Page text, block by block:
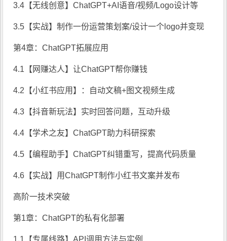
3.4【无线创意】ChatGPT+AI语音/视频/Logo设计等
3.5【实战】制作一份运营策划案/设计一个logo并变现
第4章：ChatGPT拓展应用
4.1【网赚达人】让ChatGPT帮你赚钱
4.2【小红书应用】：自动文稿+图文视频生成
4.3【抖音新玩法】实时回答问题，互动升级
4.4【学术之友】ChatGPT助力科研探索
4.5【编程助手】ChatGPT纠错重写，提高代码质量
4.6【实战】用ChatGPT制作小红书文案并发布
高阶一技术突破
第1章：ChatGPT的私有化部署
1.1【专属线路】API调用方法与实例